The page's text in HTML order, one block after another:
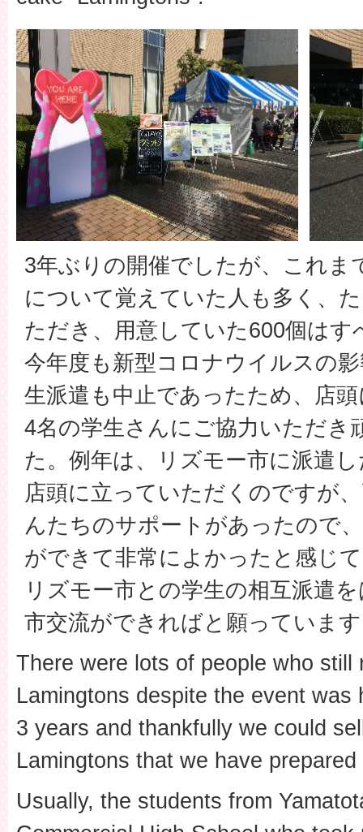
3年ぶりの開催でしたが、これま
について覚えていた人も多く、
ただき、用意していた600個はす
今年度も新型コロナウイルスの
生派遣も中止であったため、店
4名の学生さんにご協力いただき
た。例年は、リズモー市に派遣
店頭に立っていただくのですが
んたちのサポートがあったので
ができて非常によかったと感じ
リズモー市との学生の相互派遣
市交流ができればと願っていま
There were lots of people who still
Lamingtons despite the event was
3 years and thankfully we could
Lamingtons that we have
Usually, the students from